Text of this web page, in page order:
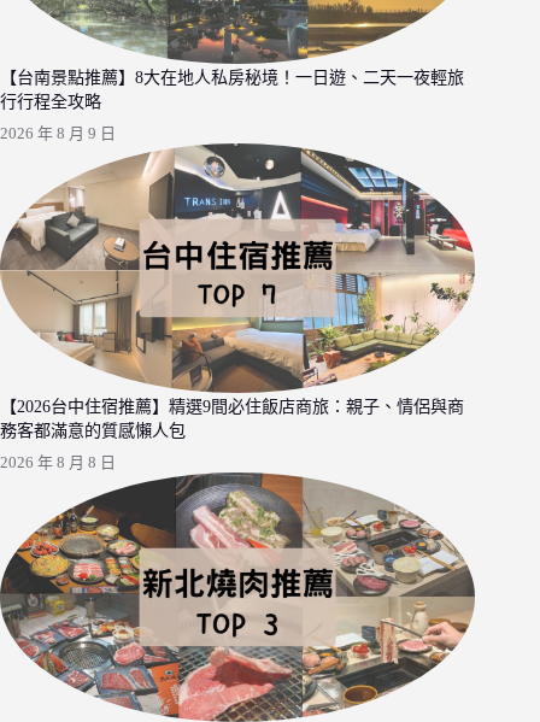
【台南景點推薦】8大在地人私房秘境！一日遊、二天一夜輕旅
行行程全攻略
2026 年 8 月 9 日
【2026台中住宿推薦】精選9間必住飯店商旅：親子、情侶與商
務客都滿意的質感懶人包
2026 年 8 月 8 日